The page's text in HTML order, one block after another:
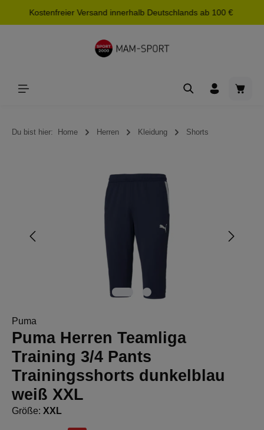
springen
Kostenfreier Versand innerhalb Deutschlands ab 100 €
Du bist hier: Home Herren Kleidung Shorts
Bildergalerie überspringen
Puma
Puma Herren Teamliga
Training 3/4 Pants
Trainingsshorts dunkelblau
weiß XXL
Größe: XXL